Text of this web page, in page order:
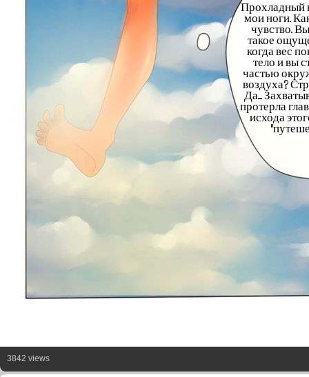
Прохладный
мои ноги.
чувство.
такое
когда вес
тело и вы
частью
воздуха?
Да...
протерла
исхода
3842 views